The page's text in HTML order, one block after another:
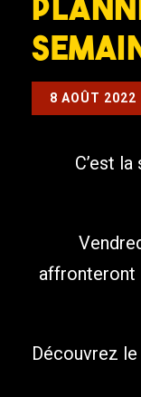
8 AOÛT 2022
C’est
affronteront
Découvrez